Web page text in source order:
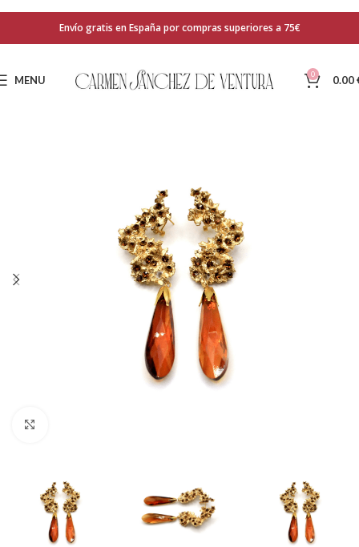
Envío gratis en España por compras superiores a 75€
MENU 0 0.00